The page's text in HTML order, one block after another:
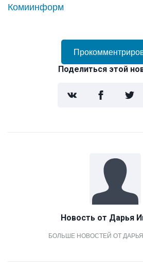
Комиинформ
Поделиться этой
Новость от Дарья
БОЛЬШЕ НОВОСТЕЙ ОТ